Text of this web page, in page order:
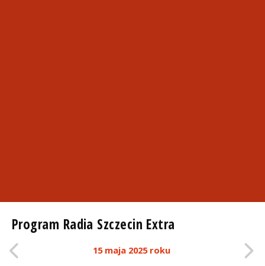
Program Radia Szczecin Extra
15 maja 2025 roku